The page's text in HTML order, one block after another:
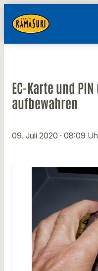
EC-Karte und
aufbewahren
09. Juli 2020 · 08:09